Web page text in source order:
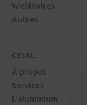
Webinaires
Autres
CEIAL
À propos
Services
L'aluminium